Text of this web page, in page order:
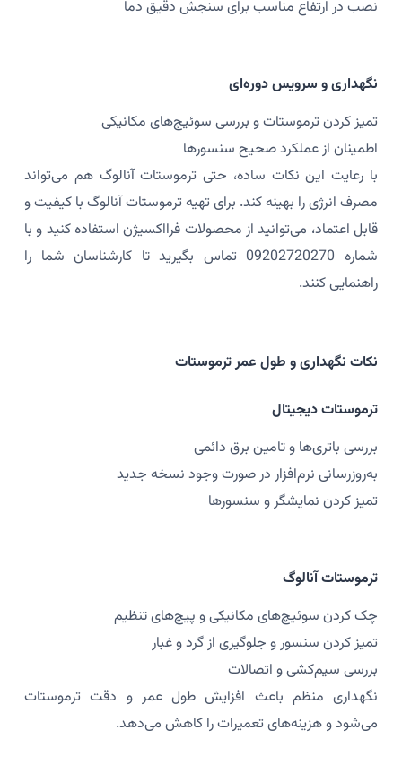
نصب در ارتفاع مناسب برای سنجش دقیق دما
نگهداری و سرویس دوره‌ای
تمیز کردن ترموستات و بررسی سوئیچ‌های مکانیکی
اطمینان از عملکرد صحیح سنسورها
با رعایت این نکات ساده، حتی ترموستات آنالوگ هم می‌تواند
مصرف انرژی را بهینه کند. برای تهیه ترموستات آنالوگ با کیفیت و
قابل اعتماد، می‌توانید از محصولات فرااکسیژن استفاده کنید و با
شماره 09202720270 تماس بگیرید تا کارشناسان شما را
راهنمایی کنند.
نکات نگهداری و طول عمر ترموستات
ترموستات دیجیتال
بررسی باتری‌ها و تامین برق دائمی
به‌روزرسانی نرم‌افزار در صورت وجود نسخه جدید
تمیز کردن نمایشگر و سنسورها
ترموستات آنالوگ
چک کردن سوئیچ‌های مکانیکی و پیچ‌های تنظیم
تمیز کردن سنسور و جلوگیری از گرد و غبار
بررسی سیم‌کشی و اتصالات
نگهداری منظم باعث افزایش طول عمر و دقت ترموستات
می‌شود و هزینه‌های تعمیرات را کاهش می‌دهد.